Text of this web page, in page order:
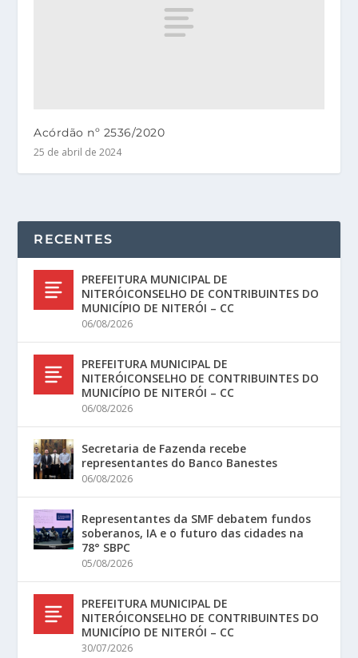
Acórdão nº 2536/2020
25 de abril de 2024
RECENTES
PREFEITURA MUNICIPAL DE
NITERÓICONSELHO DE CONTRIBUINTES DO
MUNICÍPIO DE NITERÓI – CC
06/08/2026
PREFEITURA MUNICIPAL DE
NITERÓICONSELHO DE CONTRIBUINTES DO
MUNICÍPIO DE NITERÓI – CC
06/08/2026
Secretaria de Fazenda recebe
representantes do Banco Banestes
06/08/2026
Representantes da SMF debatem fundos
soberanos, IA e o futuro das cidades na
78° SBPC
05/08/2026
PREFEITURA MUNICIPAL DE
NITERÓICONSELHO DE CONTRIBUINTES DO
MUNICÍPIO DE NITERÓI – CC
30/07/2026